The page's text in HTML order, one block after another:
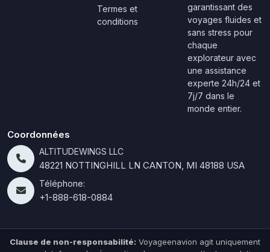
Termes et
conditions
garantissant des
voyages fluides et
sans stress pour
chaque
explorateur avec
une assistance
experte 24h/24 et
7j/7 dans le
monde entier.
Coordonnées
ALTITUDEWINGS LLC
48221 NOTTINGHILL LN CANTON, MI 48188 USA
Téléphone:
+1-888-618-0884
Clause de non-responsabilité: Voyageenavion agit uniquement